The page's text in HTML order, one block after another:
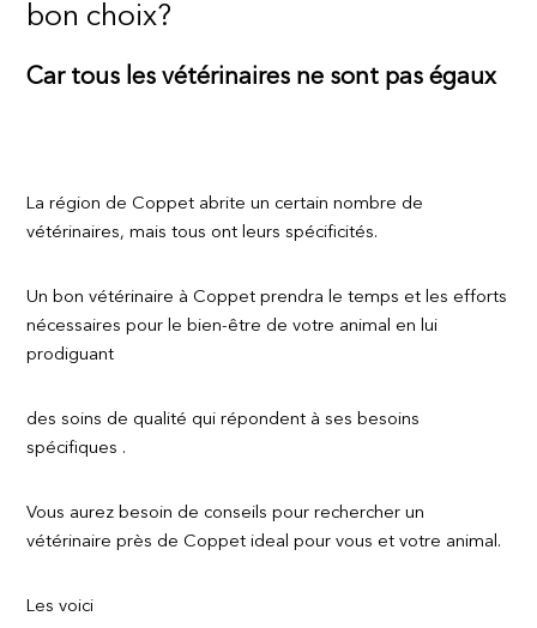
bon choix?
Car tous les vétérinaires ne sont pas égaux
La région de Coppet abrite un certain nombre de
vétérinaires, mais tous ont leurs spécificités.
Un bon vétérinaire à Coppet prendra le temps et les efforts
nécessaires pour le bien-être de votre animal en lui
prodiguant
des soins de qualité qui répondent à ses besoins
spécifiques .
Vous aurez besoin de conseils pour rechercher un
vétérinaire près de Coppet ideal pour vous et votre animal.
Les voici